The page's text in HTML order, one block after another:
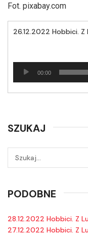
Fot. pixabay.com
26.12.2022 Hobbici. Z
Odtwarzacz
plików
00:00
SZUKAJ
PODOBNE
28.12.2022 Hobbici. Z
27.12.2022 Hobbici. Z